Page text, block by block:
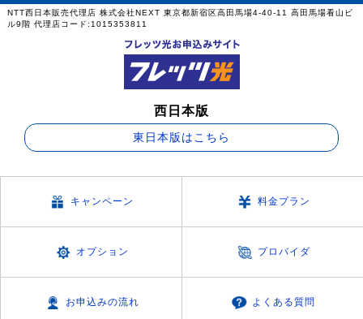
NTT西日本販売代理店 株式会社NEXT 東京都新宿区高田馬場4-40-11 高田馬場看山ビ
ル9階 代理店コード:1015353811
西日本版
東日本版はこちら
キャンペーン 料金プラン
オプション プロバイダ
お申込みの流れ よくある質問